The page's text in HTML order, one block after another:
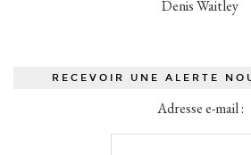
Denis Waitley
RECEVOIR UNE ALERTE
Adresse e-mail :